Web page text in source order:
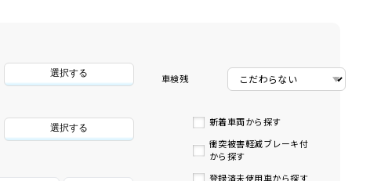
選択する
選択する
車検残
新着車両から探す
衝突被害軽減ブレーキ付
から探す
登録済未使用車から探す